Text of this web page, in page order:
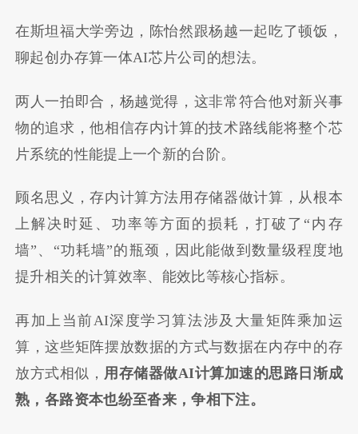
在斯坦福大学旁边，陈怡然跟杨越一起吃了顿饭，
聊起创办存算一体AI芯片公司的想法。
两人一拍即合，杨越觉得，这非常符合他对新兴事
物的追求，他相信存内计算的技术路线能将整个芯
片系统的性能提上一个新的台阶。
顾名思义，存内计算方法用存储器做计算，从根本
上解决时延、功率等方面的损耗，打破了“内存
墙”、“功耗墙”的瓶颈，因此能做到数量级程度地
提升相关的计算效率、能效比等核心指标。
再加上当前AI深度学习算法涉及大量矩阵乘加运
算，这些矩阵摆放数据的方式与数据在内存中的存
放方式相似， 用存储器做AI计算加速的思路日渐成
熟，各路资本也纷至沓来，争相下注。